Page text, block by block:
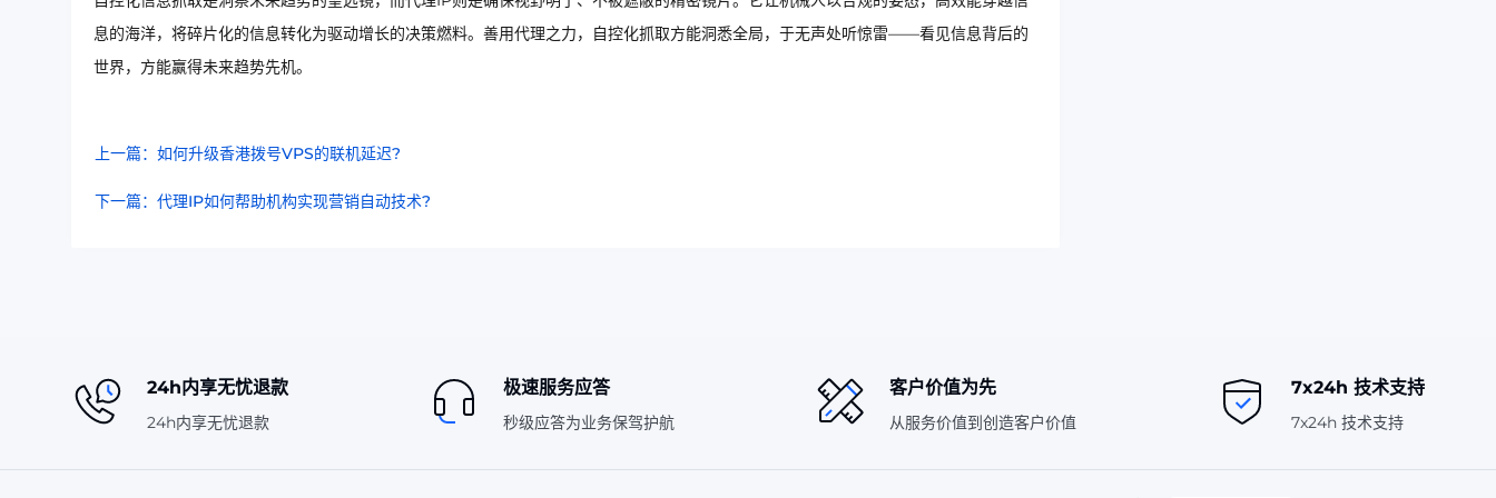
息的海洋，将碎片化的信息转化为驱动增长的决策燃料。善用代理之力，自控化抓取方能洞悉全局，于无声处听惊雷——看见信息背后的
世界，方能赢得未来趋势先机。
上一篇：如何升级香港拨号VPS的联机延迟?
下一篇：代理IP如何帮助机构实现营销自动技术?
24h内享无忧退款
24h内享无忧退款
极速服务应答
秒级应答为业务保驾护航
客户价值为先
从服务价值到创造客户价值
7x24h 技术支持
7x24h 技术支持